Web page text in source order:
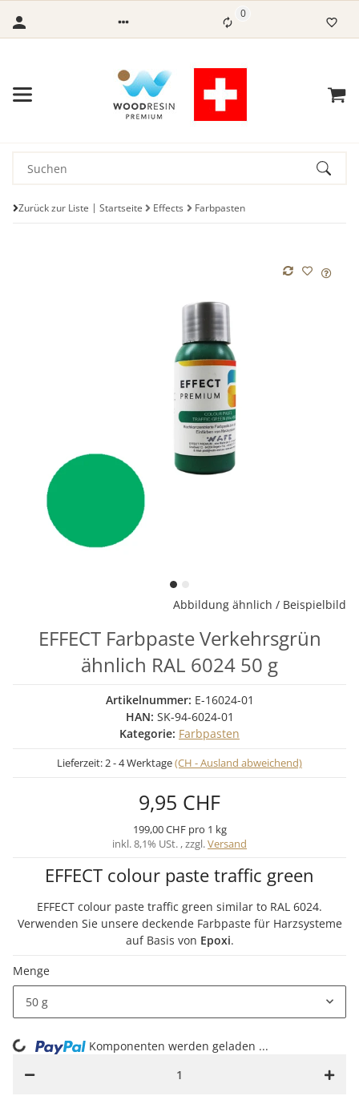
0
Zurück zur Liste Startseite Effects Farbpasten
Abbildung ähnlich / Beispielbild
EFFECT Farbpaste Verkehrsgrün
ähnlich RAL 6024 50 g
Artikelnummer: E-16024-01
HAN: SK-94-6024-01
Kategorie: Farbpasten
Lieferzeit:2 - 4 Werktage(CH - Ausland abweichend)
9,95 CHF
199,00 CHF pro 1 kg
inkl. 8,1% USt. , zzgl.Versand
EFFECT colour paste traffic green
EFFECT colour paste traffic green similar to RAL 6024.
Verwenden Sie unsere deckende Farbpaste für Harzsysteme
auf Basis von Epoxi.
Menge
50 g
Komponenten werden geladen ...